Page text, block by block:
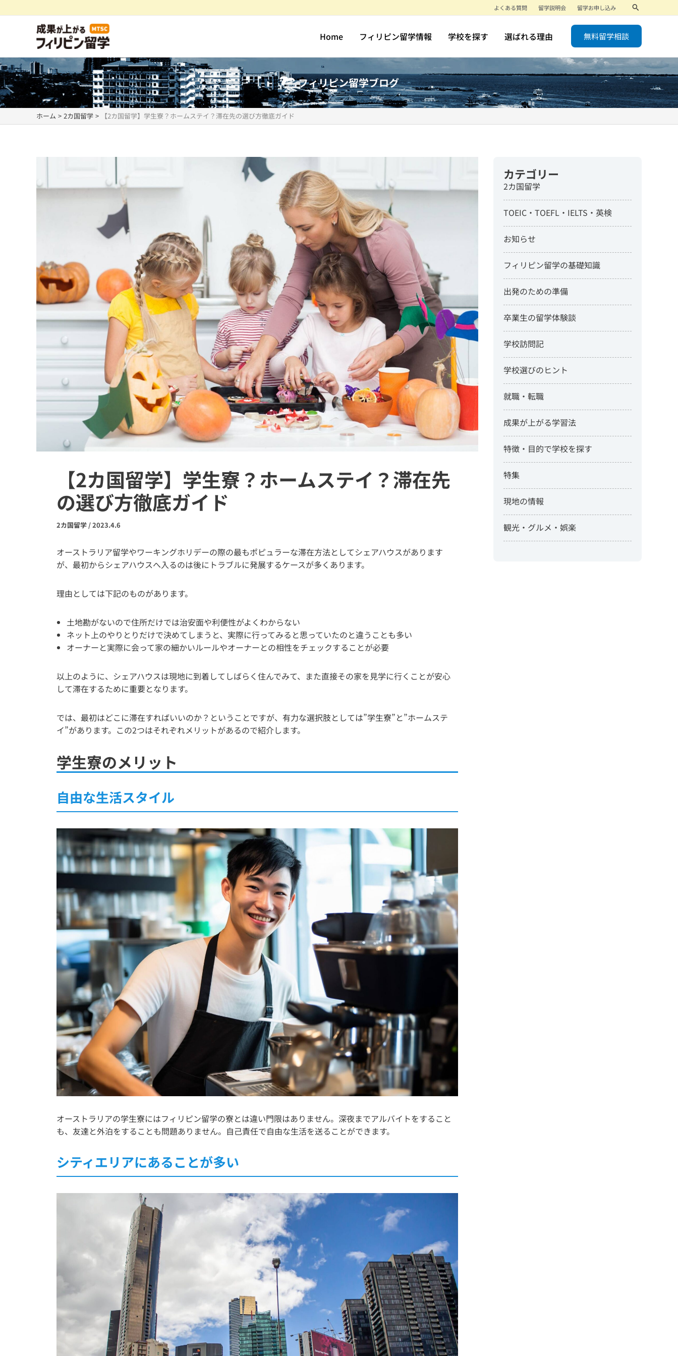
容
キ
ッ
プ
よくある質問 留学説明会 留学お申し込み
検
索
Home フィリピン留学情報 学校を探す 選ばれる理由 無料留学相談
フィリピン留学ブログ
ホーム 2カ国留学 【2カ国留学】学生寮？ホームステイ？滞在先の選び方徹底ガイド
【2カ国留学】学生寮？ホームステイ？滞在先
の選び方徹底ガイド
2カ国留学 /2023.4.6
オーストラリア留学やワーキングホリデーの際の最もポピュラーな滞在方法としてシェアハウスがあります
が、最初からシェアハウスへ入るのは後にトラブルに発展するケースが多くあります。
理由としては下記のものがあります。
土地勘がないので住所だけでは治安面や利便性がよくわからない
ネット上のやりとりだけで決めてしまうと、実際に行ってみると思っていたのと違うことも多い
オーナーと実際に会って家の細かいルールやオーナーとの相性をチェックすることが必要
以上のように、シェアハウスは現地に到着してしばらく住んでみて、また直接その家を見学に行くことが安心
して滞在するために重要となります。
では、最初はどこに滞在すればいいのか？ということですが、有力な選択肢としては”学生寮”と”ホームステ
イ”があります。この2つはそれぞれメリットがあるので紹介します。
学生寮のメリット
自由な生活スタイル
オーストラリアの学生寮にはフィリピン留学の寮とは違い門限はありません。深夜までアルバイトをすること
も、友達と外泊をすることも問題ありません。自己責任で自由な生活を送ることができます。
シティエリアにあることが多い
カテゴリー
2カ国留学
TOEIC・TOEFL・IELTS・英検
お知らせ
フィリピン留学の基礎知識
出発のための準備
卒業生の留学体験談
学校訪問記
学校選びのヒント
就職・転職
成果が上がる学習法
特徴・目的で学校を探す
特集
現地の情報
観光・グルメ・娯楽